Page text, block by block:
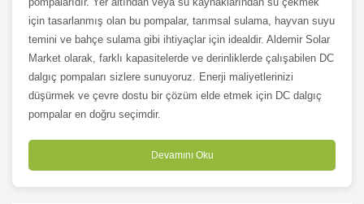
için tasarlanmış olan bu pompalar, tarımsal sulama, hayvan suyu
temini ve bahçe sulama gibi ihtiyaçlar için idealdir. Aldemir Solar
Market olarak, farklı kapasitelerde ve derinliklerde çalışabilen DC
dalgıç pompaları sizlere sunuyoruz. Enerji maliyetlerinizi
düşürmek ve çevre dostu bir çözüm elde etmek için DC dalgıç
pompalar en doğru seçimdir.
Devamını Oku